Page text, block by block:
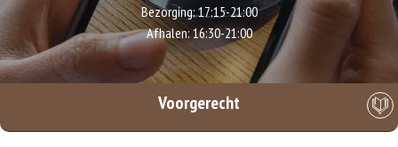
Bezorging:17:15-21:00
Afhalen:16:30-21:00
Voorgerecht